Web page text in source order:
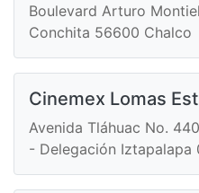
Boulevard Arturo
Conchita 56600 Chalco
Cinemex Lomas
Avenida Tláhuac No.
- Delegación